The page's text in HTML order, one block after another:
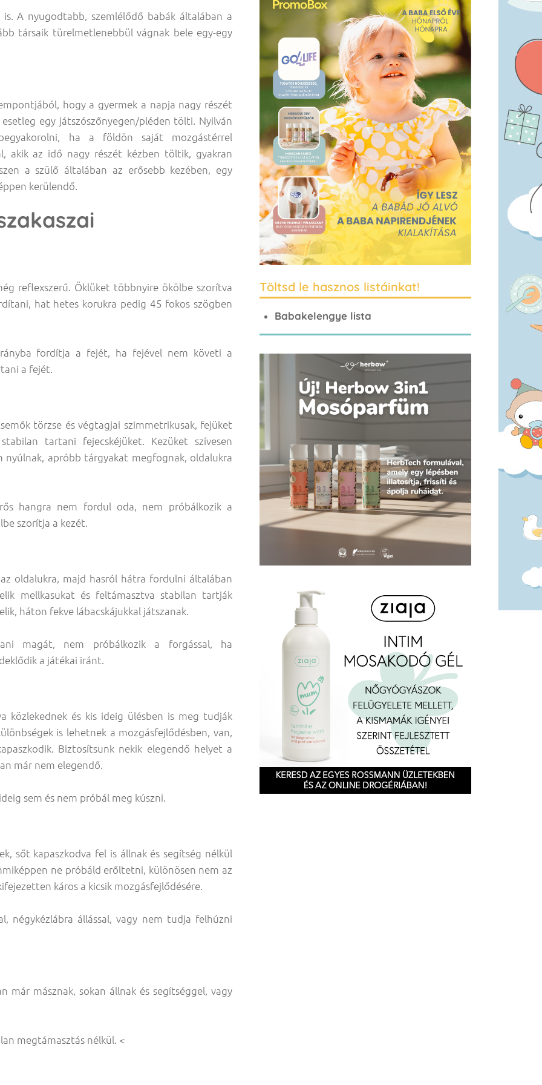
A nyugodtabb, szemlélődő babák általában a
társaik türelmetlenebbül vágnak bele egy-egy
hogy a gyermek a napja nagy részét
egy játszószőnyegen/pléden tölti. Nyilván
ha a földön saját mozgástérrel
akik az idő nagy részét kézben töltik, gyakran
a szülő általában az erősebb kezében, egy
kerülendő.
reflexszerű. Öklüket többnyire ökölbe szorítva
hat hetes korukra pedig 45 fokos szögben
fordítja a fejét, ha fejével nem követi a
a fejét.
törzse és végtagjai szimmetrikusak, fejüket
tartani fejecskéjüket. Kezüket szívesen
apróbb tárgyakat megfognak, oldalukra
hangra nem fordul oda, nem próbálkozik a
szorítja a kezét.
oldalukra, majd hasról hátra fordulni általában
mellkasukat és feltámasztva stabilan tartják
háton fekve lábacskájukkal játszanak.
magát, nem próbálkozik a forgással, ha
a játékai iránt.
közlekednek és kis ideig ülésben is meg tudják
is lehetnek a mozgásfejlődésben, van,
Biztosítsunk nekik elegendő helyet a
már nem elegendő.
sem és nem próbál meg kúszni.
sőt kapaszkodva fel is állnak és segítség nélkül
ne próbáld erőltetni, különösen nem az
káros a kicsik mozgásfejlődésére.
négykézlábra állással, vagy nem tudja felhúzni
már másznak, sokan állnak és segítséggel, vagy
megtámasztás nélkül. <
Töltsd le hasznos listáinkat!
Babakelengye lista